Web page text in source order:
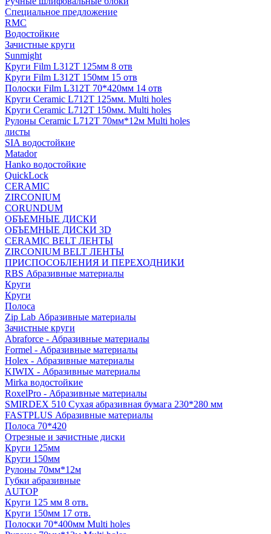
Специальное предложение
RMC
Водостойкие
Зачистные круги
Sunmight
Круги Film L312T 125мм 8 отв
Круги Film L312T 150мм 15 отв
Полоски Film L312T 70*420мм 14 отв
Круги Ceramic L712T 125мм. Multi holes
Круги Ceramic L712T 150мм. Multi holes
Рулоны Ceramic L712T 70мм*12м Multi holes
листы
SIA водостойкие
Matador
Hanko водостойкие
QuickLock
CERAMIC
ZIRCONIUM
СORUNDUM
ОБЪЕМНЫЕ ДИСКИ
ОБЪЕМНЫЕ ДИСКИ 3D
CERAMIC BELT ЛЕНТЫ
ZIRCONIUM BELT ЛЕНТЫ
ПРИСПОСОБЛЕНИЯ И ПЕРЕХОДНИКИ
RBS Абразивные материалы
Круги
Круги
Полоса
Zip Lab Абразивные материалы
Зачистные круги
Abraforce - Абразивные материалы
Formel - Абразивные материалы
Holex - Абразивные материалы
KIWIX - Абразивные материалы
Mirka водостойкие
RoxelPro - Абразивные материалы
SMIRDEX 510 Сухая абразивная бумага 230*280 мм
FASTPLUS Абразивные материалы
Полоса 70*420
Отрезные и зачистные диски
Круги 125мм
Круги 150мм
Рулоны 70мм*12м
Губки абразивные
AUTOP
Круги 125 мм 8 отв.
Круги 150мм 17 отв.
Полоски 70*400мм Multi holes